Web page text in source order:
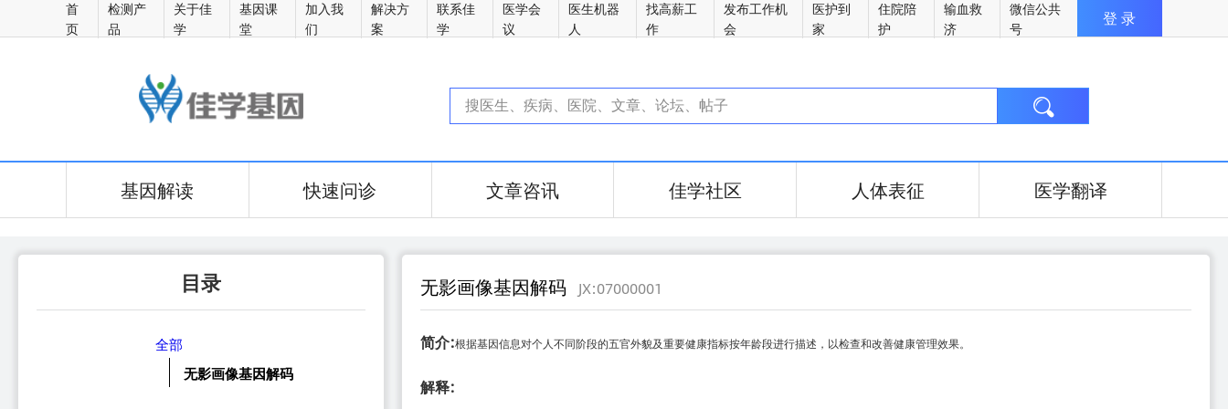
首
页
检测产
品
关于佳
学
基因课
堂
加入我
们
解决方
案
联系佳
学
医学会
议
医生机器
人
找高薪工
作
发布工作机
会
医护到
家
住院陪
护
输血救
济
微信公共
号
登 录

基因解读 快速问诊 文章咨讯 佳学社区 人体表征 医学翻译
目录
全部
无影画像基因解码
无影画像基因解码 JX:07000001
简介:根据基因信息对个人不同阶段的五官外貌及重要健康指标按年龄段进行描述，以检查和改善健康管理效果。
解释: